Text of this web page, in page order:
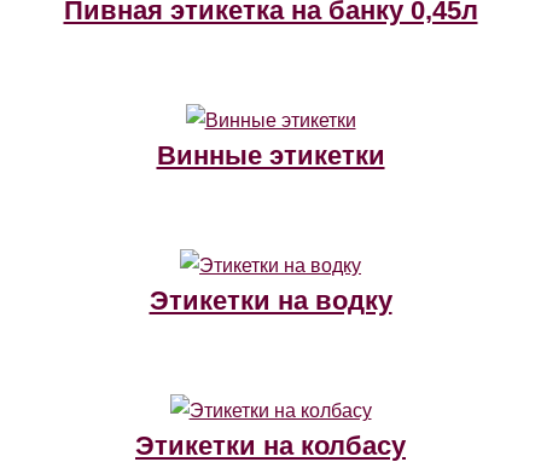
Пивная этикетка на банку 0,45л
Винные этикетки
Этикетки на водку
Этикетки на колбасу